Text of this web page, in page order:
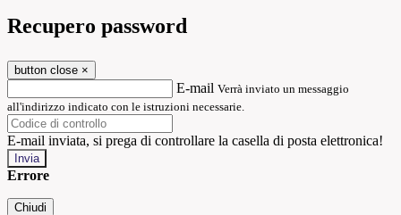
Recupero password
button close ×
E-mail Verrà inviato un messaggio
all'indirizzo indicato con le istruzioni necessarie.
E-mail inviata, si prega di controllare la casella di posta elettronica!
Errore
Chiudi